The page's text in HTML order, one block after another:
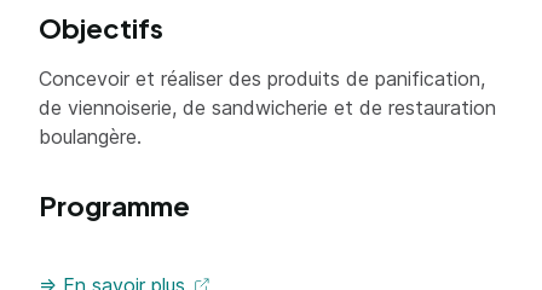
Objectifs
Concevoir et réaliser des produits de panification,
de viennoiserie, de sandwicherie et de restauration
boulangère.
Programme
=> En savoir plus